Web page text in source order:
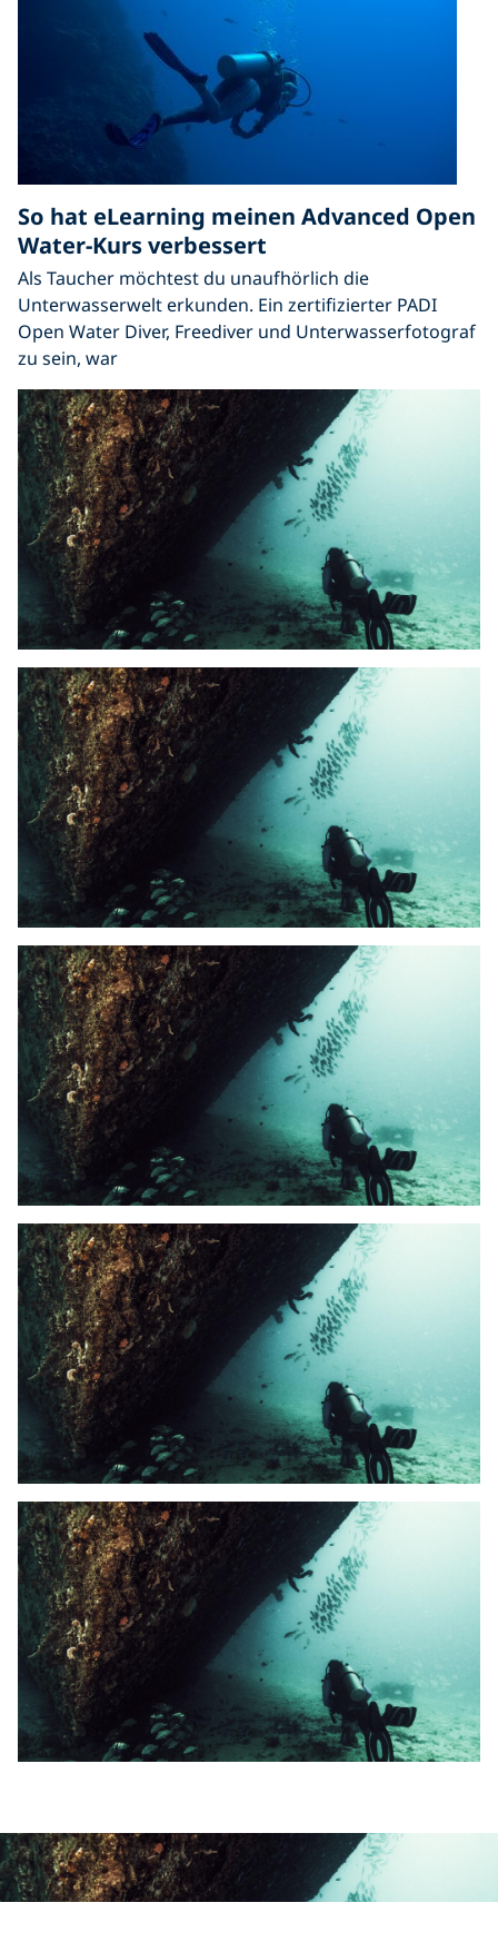
So hat eLearning meinen Advanced Open
Water-Kurs verbessert
Als Taucher möchtest du unaufhörlich die
Unterwasserwelt erkunden. Ein zertifizierter PADI
Open Water Diver, Freediver und Unterwasserfotograf
zu sein, war